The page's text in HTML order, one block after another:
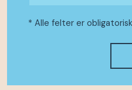
* Alle felter er